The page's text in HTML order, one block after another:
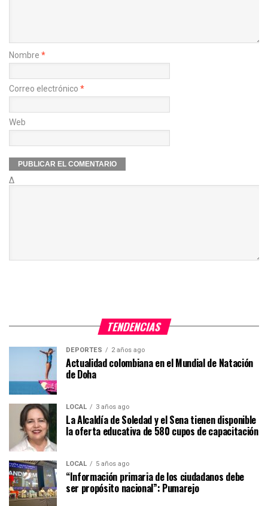
Nombre *
Correo electrónico *
Web
Δ
TENDENCIAS
DEPORTES 2 años ago
Actualidad colombiana en el Mundial de Natación
de Doha
LOCAL 3 años ago
La Alcaldía de Soledad y el Sena tienen disponible
la oferta educativa de 580 cupos de capacitación
LOCAL 5 años ago
“Información primaria de los ciudadanos debe
ser propósito nacional”: Pumarejo